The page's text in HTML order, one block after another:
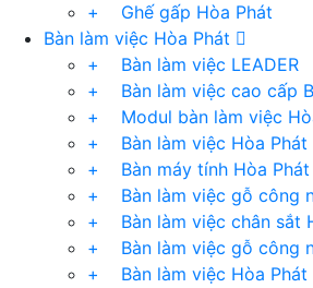
+ Ghế gấp Hòa Phát
Bàn làm việc Hòa Phát
+ Bàn làm việc LEADER
+ Bàn làm việc cao cấp
+ Modul bàn làm việc
+ Bàn làm việc Hòa Phát
+ Bàn máy tính Hòa Phát
+ Bàn làm việc gỗ công
+ Bàn làm việc chân sắt
+ Bàn làm việc gỗ công
+ Bàn làm việc Hòa Phát